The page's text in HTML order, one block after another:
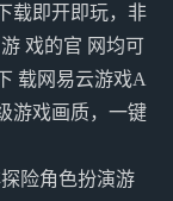
载即开即玩，非
戏的官 网均可
载网易云游戏A
游戏画质，一键
险角色扮演游